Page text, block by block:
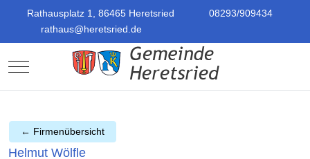
Rathausplatz 1, 86465 Heretsried
08293/909434
rathaus@heretsried.de
Mobile Menu Toggle
← Firmenübersicht
Helmut Wölfle